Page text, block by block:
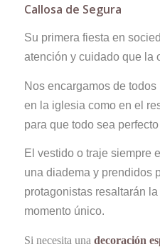
Callosa de Segura
Su primera fiesta en
atención y cuidado que la
Nos encargamos de
en la iglesia como en el
para que todo sea
El vestido o traje siempre
una diadema y prendidos
protagonistas resaltarán
momento único.
Si necesita una decoración